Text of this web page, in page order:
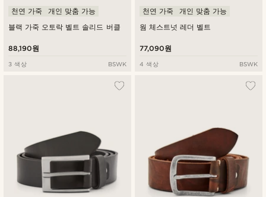
블랙 가죽 오토락 벨트 솔리드 버클
천연 가죽 개인 맞춤 가능
88,190원
3 색상 BSWK
웜 체스트넛 레더 벨트
천연 가죽 개인 맞춤 가능
77,090원
4 색상 BSWK